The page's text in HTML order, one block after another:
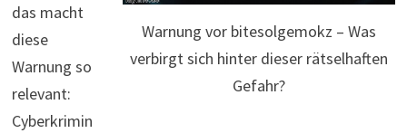
Warnung vor bitesolgemokz – Was
verbirgt sich hinter dieser rätselhaften
Gefahr?
das macht
diese
Warnung so
relevant:
Cyberkrimin